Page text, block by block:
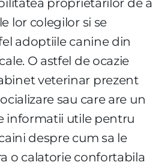
lor colegilor si se
adoptiile canine din
O astfel de ocazie
veterinar prezent
sau care are un
informatii utile pentru
despre cum sa le
o calatorie confortabila